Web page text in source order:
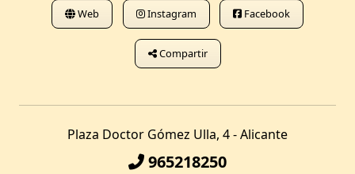
Web Instagram Facebook
Compartir
Plaza Doctor Gómez Ulla, 4 - Alicante
965218250